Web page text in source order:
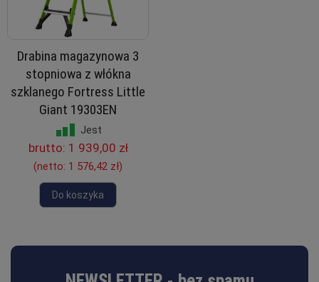
Drabina magazynowa 3
stopniowa z włókna
szklanego Fortress Little
Giant 19303EN
Jest
brutto: 1 939,00 zł
(netto: 1 576,42 zł)
Do koszyka